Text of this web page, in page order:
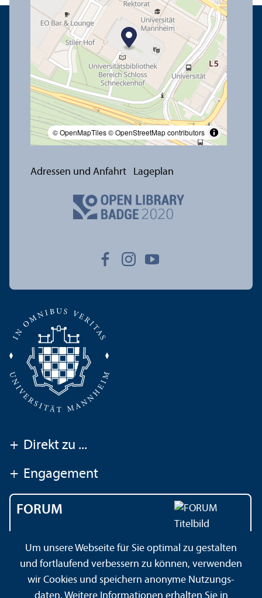
© OpenMapTiles© OpenStreetMap contributors
Adressen und Anfahrt Lageplan
+ Direkt zu ...
+ Engagement
FORUM
Universität Mannheim
Um unsere Webseite für Sie optimal zu gestalten
und fortlaufend verbessern zu können, verwenden
wir Cookies und speichern anonyme Nutzungs­